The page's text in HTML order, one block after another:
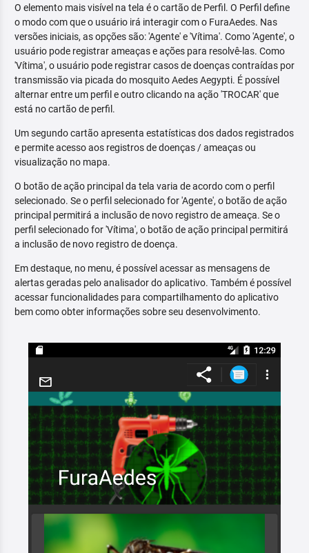
O elemento mais visível na tela é o cartão de Perfil. O Perfil define
o modo com que o usuário irá interagir com o FuraAedes. Nas
versões iniciais, as opções são: 'Agente' e 'Vítima'. Como 'Agente', o
usuário pode registrar ameaças e ações para resolvê-las. Como
'Vítima', o usuário pode registrar casos de doenças contraídas por
transmissão via picada do mosquito Aedes Aegypti. É possível
alternar entre um perfil e outro clicando na ação 'TROCAR' que
está no cartão de perfil.
Um segundo cartão apresenta estatísticas dos dados registrados
e permite acesso aos registros de doenças / ameaças ou
visualização no mapa.
O botão de ação principal da tela varia de acordo com o perfil
selecionado. Se o perfil selecionado for 'Agente', o botão de ação
principal permitirá a inclusão de novo registro de ameaça. Se o
perfil selecionado for 'Vítima', o botão de ação principal permitirá
a inclusão de novo registro de doença.
Em destaque, no menu, é possível acessar as mensagens de
alertas geradas pelo analisador do aplicativo. Também é possível
acessar funcionalidades para compartilhamento do aplicativo
bem como obter informações sobre seu desenvolvimento.